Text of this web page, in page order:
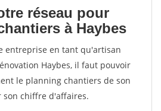
réseau pour
à Haybes
entreprise en tant qu'artisan
Haybes, il faut pouvoir
le planning chantiers de son
chiffre d'affaires.